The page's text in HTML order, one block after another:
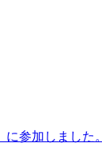
参加しました。